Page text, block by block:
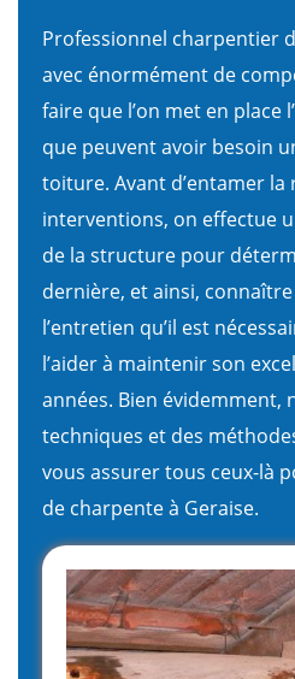
Professionnel charpentier
avec énormément de
faire que l’on met en place
que peuvent avoir besoin
toiture. Avant d’entamer la
interventions, on effectue
de la structure pour
dernière, et ainsi,
l’entretien qu’il est
l’aider à maintenir son
années. Bien évidemment,
techniques et des
vous assurer tous ceux-là
de charpente à Geraise.